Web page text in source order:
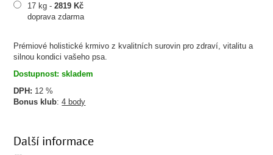
Prémiové holistické krmivo z kvalitních surovin pro zdraví, vitalitu a
silnou kondici vašeho psa.
Dostupnost: skladem
DPH: 12 %
Bonus klub:4 body
17 kg -2819 Kč
doprava zdarma
Další informace